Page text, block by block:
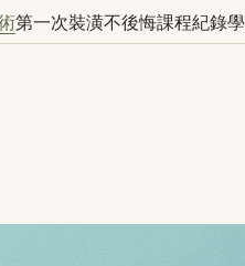
第一次裝潢不後悔課程紀錄